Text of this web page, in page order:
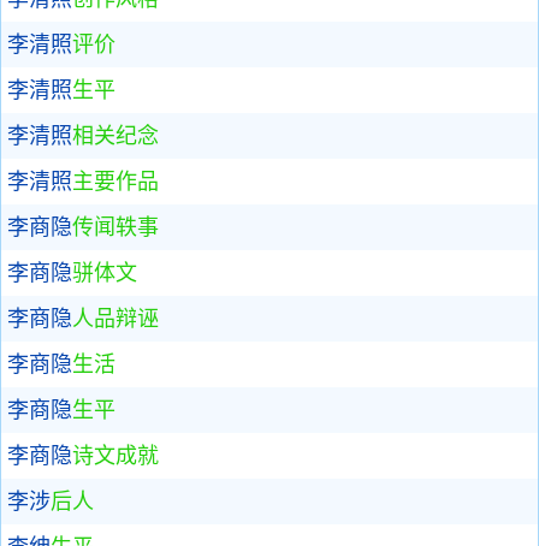
李清照评价
李清照生平
李清照相关纪念
李清照主要作品
李商隐传闻轶事
李商隐骈体文
李商隐人品辩诬
李商隐生活
李商隐生平
李商隐诗文成就
李涉后人